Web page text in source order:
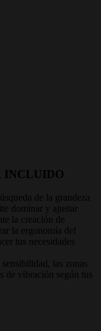
INCLUIDO
de la grandeza
dominar y ajustar
la creación de
la ergonomía del
tus necesidades
las zonas
de vibración según tus